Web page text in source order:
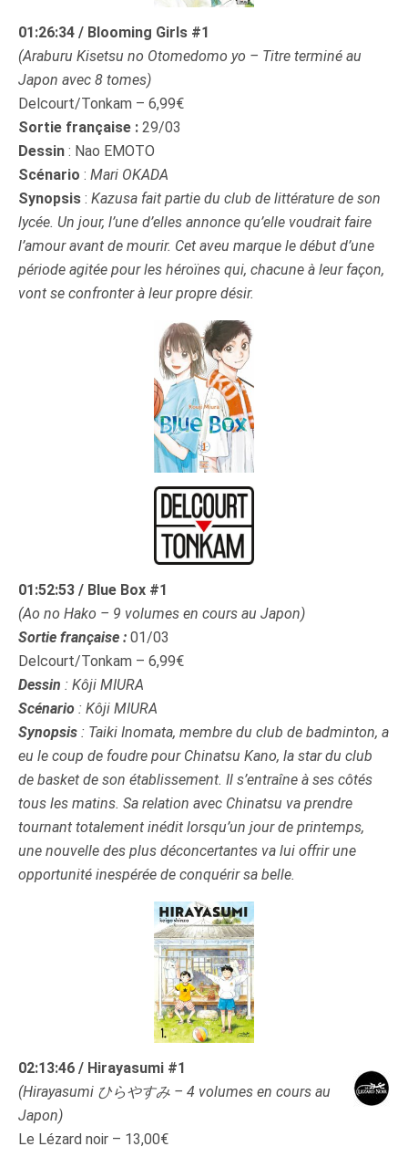
01:26:34 / Blooming Girls #1
(Araburu Kisetsu no Otomedomo yo – Titre terminé au
Japon avec 8 tomes)
Delcourt/Tonkam – 6,99€
Sortie française : 29/03
Dessin : Nao EMOTO
Scénario : Mari OKADA
Synopsis : Kazusa fait partie du club de littérature de son
lycée. Un jour, l’une d’elles annonce qu’elle voudrait faire
l’amour avant de mourir. Cet aveu marque le début d’une
période agitée pour les héroïnes qui, chacune à leur façon,
vont se confronter à leur propre désir.
01:52:53 / Blue Box #1
(Ao no Hako – 9 volumes en cours au Japon)
Sortie française : 01/03
Delcourt/Tonkam – 6,99€
Dessin : Kôji MIURA
Scénario : Kôji MIURA
Synopsis : Taiki Inomata, membre du club de badminton, a
eu le coup de foudre pour Chinatsu Kano, la star du club
de basket de son établissement. Il s’entraîne à ses côtés
tous les matins. Sa relation avec Chinatsu va prendre
tournant totalement inédit lorsqu’un jour de printemps,
une nouvelle des plus déconcertantes va lui offrir une
opportunité inespérée de conquérir sa belle.
02:13:46 / Hirayasumi #1
(Hirayasumi ひらやすみ – 4 volumes en cours au
Japon)
Le Lézard noir – 13,00€